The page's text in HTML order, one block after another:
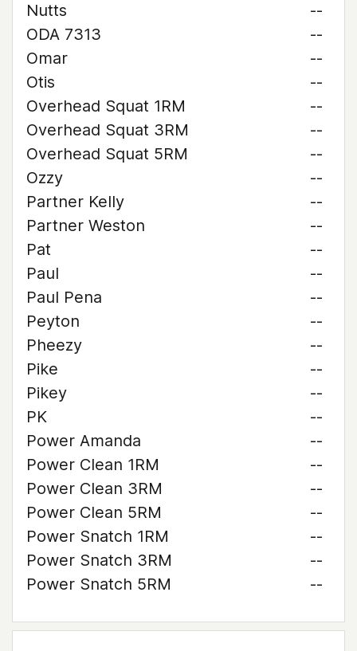
Nutts
--
ODA 7313
--
Omar
--
Otis
--
Overhead Squat 1RM
--
Overhead Squat 3RM
--
Overhead Squat 5RM
--
Ozzy
--
Partner Kelly
--
Partner Weston
--
Pat
--
Paul
--
Paul Pena
--
Peyton
--
Pheezy
--
Pike
--
Pikey
--
PK
--
Power Amanda
--
Power Clean 1RM
--
Power Clean 3RM
--
Power Clean 5RM
--
Power Snatch 1RM
--
Power Snatch 3RM
--
Power Snatch 5RM
--